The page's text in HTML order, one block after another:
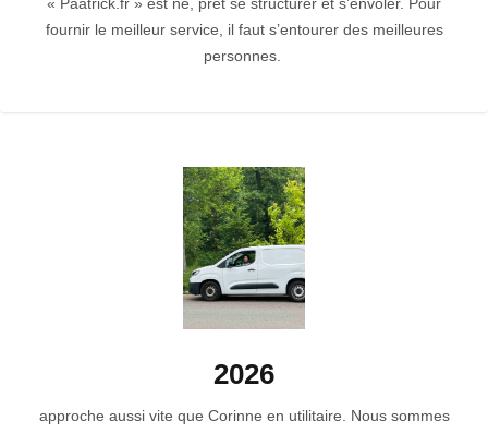
fournir le meilleur service, il faut s’entourer des meilleures
personnes.
2026
approche aussi vite que Corinne en utilitaire. Nous sommes